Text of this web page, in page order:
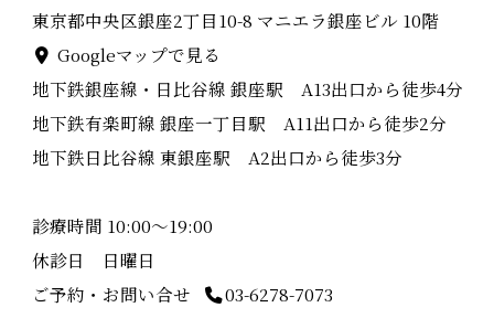
東京都中央区銀座2丁目10-8 マニエラ銀座ビル 10階
Googleマップで見る
地下鉄銀座線・日比谷線 銀座駅 A13出口から徒歩4分
地下鉄有楽町線 銀座一丁目駅 A11出口から徒歩2分
地下鉄日比谷線 東銀座駅 A2出口から徒歩3分
診療時間 10:00〜19:00
休診日 日曜日
ご予約・お問い合せ
03-6278-7073